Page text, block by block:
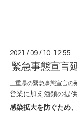
2021 /09 / 10 12:55
緊急事態宣言
三重県の緊急事態宣言の
営業に加え酒類の提
感染拡大を防ぐため